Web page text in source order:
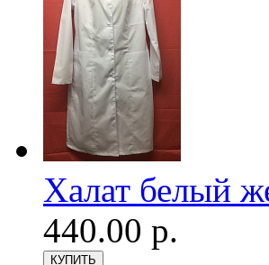
Халат белый
440.00 р.